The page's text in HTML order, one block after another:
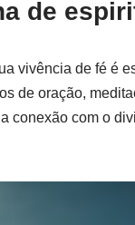
de
vivência de fé é
de oração,
conexão com o